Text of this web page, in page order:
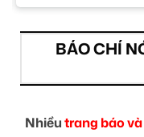
BÁO CHÍ
Nhiềutrang báo